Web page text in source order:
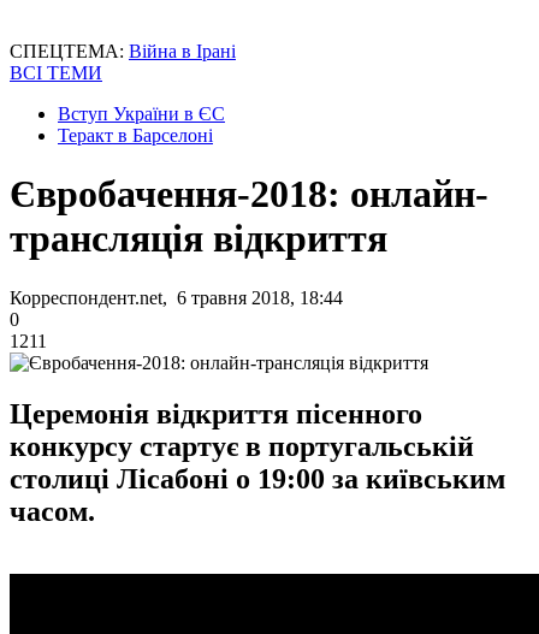
СПЕЦТЕМА: Війна в Ірані
ВСІ ТЕМИ
Вступ України в ЄС
Теракт в Барселоні
Євробачення-2018: онлайн-
трансляція відкриття
Корреспондент.net, 6 травня 2018, 18:44
0
1211
Церемонія відкриття пісенного
конкурсу стартує в португальській
столиці Лісабоні о 19:00 за київським
часом.